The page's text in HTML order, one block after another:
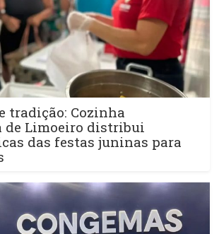
tradição: Cozinha
de Limoeiro distribui
das festas juninas para